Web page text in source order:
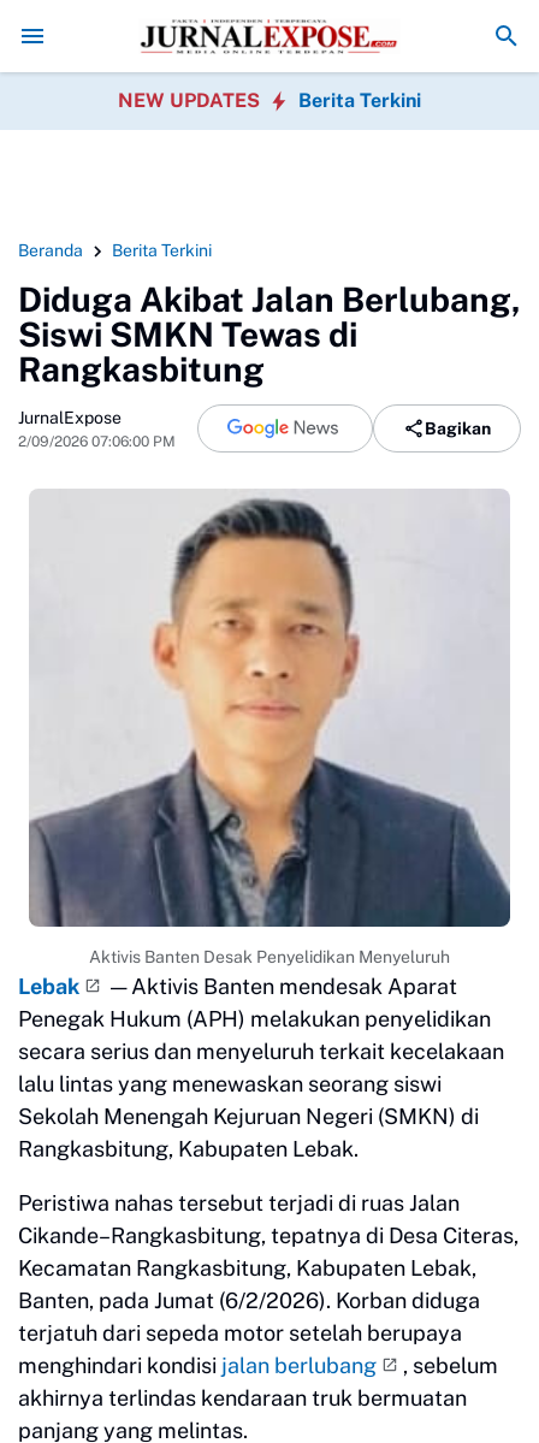
King Naga Pertanyakan Penanganan Perkara Uun oleh Polisi
NEW UPDATES Berita Terkini
Beranda Berita Terkini
Diduga Akibat Jalan Berlubang,
Siswi SMKN Tewas di
Rangkasbitung
JurnalExpose
2/09/2026 07:06:00 PM
Bagikan
Aktivis Banten Desak Penyelidikan Menyeluruh
Lebak
— Aktivis Banten mendesak Aparat
Penegak Hukum (APH) melakukan penyelidikan
secara serius dan menyeluruh terkait kecelakaan
lalu lintas yang menewaskan seorang siswi
Sekolah Menengah Kejuruan Negeri (SMKN) di
Rangkasbitung, Kabupaten Lebak.
Peristiwa nahas tersebut terjadi di ruas Jalan
Cikande–Rangkasbitung, tepatnya di Desa Citeras,
Kecamatan Rangkasbitung, Kabupaten Lebak,
Banten, pada Jumat (6/2/2026). Korban diduga
terjatuh dari sepeda motor setelah berupaya
menghindari kondisi jalan berlubang
, sebelum
akhirnya terlindas kendaraan truk bermuatan
panjang yang melintas.